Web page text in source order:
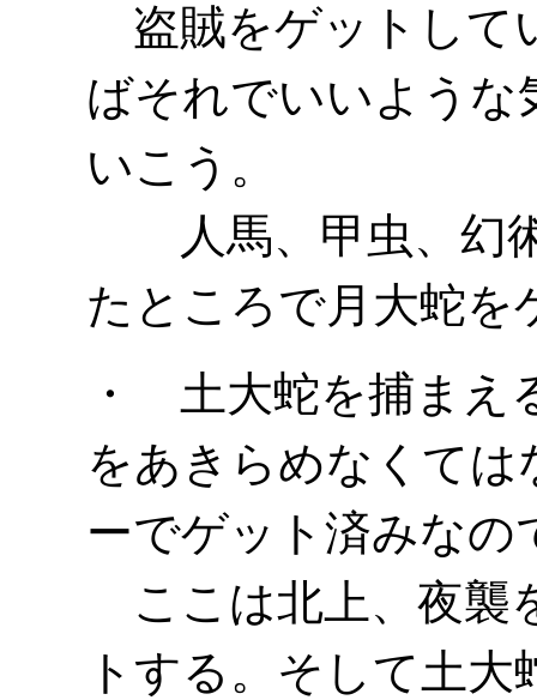
盗賊をゲットして
ばそれでいいよう
いこう。
人馬、甲虫、幻術
たところで月大蛇
・ 土大蛇を捕まえ
をあきらめなくて
ーでゲット済みなの
ここは北上、夜襲
トする。そして土